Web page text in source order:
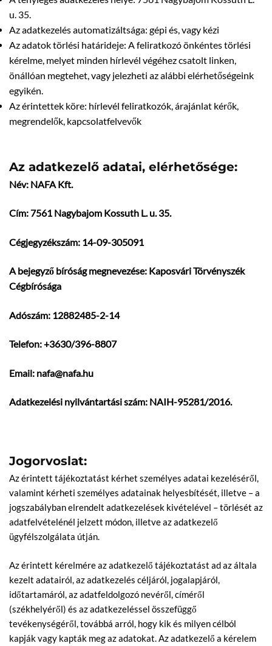
u. 35.
Az adatkezelés automatizáltsága: gépi és, vagy kézi
Az adatok törlési határideje: A feliratkozó önkéntes törlési
kérelme, melyet minden hírlevél végéhez csatolt linken,
önállóan megtehet, vagy jelezheti az alábbi elérhetőségeink
egyikén.
Az érintettek köre: hírlevél feliratkozók, árajánlat kérők,
megrendelők, kapcsolatfelvevők
Az adatkezelő adatai, elérhetősége:
Név: NAFA Kft.
Cím: 7561 Nagybajom Kossuth L. u. 35.
Cégjegyzékszám: 14-09-305091
A bejegyző bíróság megnevezése: Kaposvári Törvényszék
Cégbírósága
Adószám: 12882485-2-14
Telefon: +3630/396-8807
Email: nafa@nafa.hu
Adatkezelési nyilvántartási szám: NAIH-95281/2016.
Jogorvoslat:
Az érintett tájékoztatást kérhet személyes adatai kezeléséről,
valamint kérheti személyes adatainak helyesbítését, illetve – a
jogszabályban elrendelt adatkezelések kivételével – törlését az
adatfelvételénél jelzett módon, illetve az adatkezelő
ügyfélszolgálata útján.
Az érintett kérelmére az adatkezelő tájékoztatást ad az általa
kezelt adatairól, az adatkezelés céljáról, jogalapjáról,
időtartamáról, az adatfeldolgozó nevéről, címéről
(székhelyéről) és az adatkezeléssel összefüggő
tevékenységéről, továbbá arról, hogy kik és milyen célból
kapják vagy kapták meg az adatokat. Az adatkezelő a kérelem